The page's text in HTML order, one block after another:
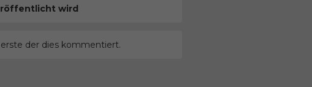
wird
der dies kommentiert.